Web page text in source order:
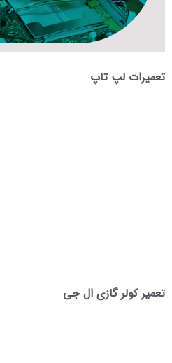
تعمیرات لپ تاپ
تعمیر کولر گازی ال جی